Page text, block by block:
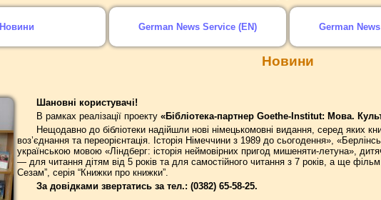
Новини German News Service (EN) German
Новини
Шановні користувачі!
В рамках реалізації проекту «Бібліотека-партнер Goethe-Institut: Мова.
Нещодавно до бібліотеки надійшли нові німецькомовні видання, серед яких
воз’єднання та переорієнтація. Історія Німеччини з 1989 до сьогодення»,
українською мовою «Ліндберг: історія неймовірних пригод мишеняти-летуна»,
— для читання дітям від 5 років та для самостійного читання з 7 років, а ще фільм
Сезам”, серія “Книжки про книжки”.
За довідками звертатись за тел.: (0382) 65-58-25.